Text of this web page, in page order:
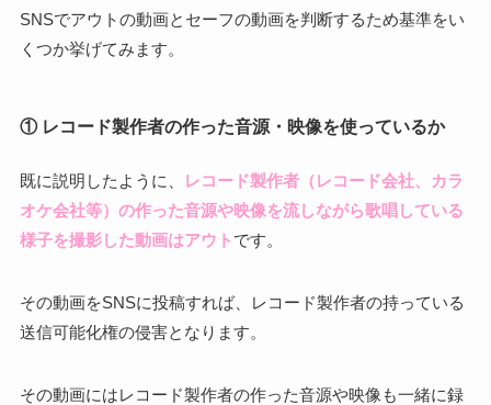
SNSでアウトの動画とセーフの動画を判断するため基準をい
くつか挙げてみます。
① レコード製作者の作った音源・映像を使っているか
既に説明したように、
レコード製作者（レコード会社、カラ
オケ会社等）の作った音源や映像を流しながら歌唱している
様子を撮影した動画はアウト です。
その動画をSNSに投稿すれば、レコード製作者の持っている
送信可能化権の侵害となります。
その動画にはレコード製作者の作った音源や映像も一緒に録